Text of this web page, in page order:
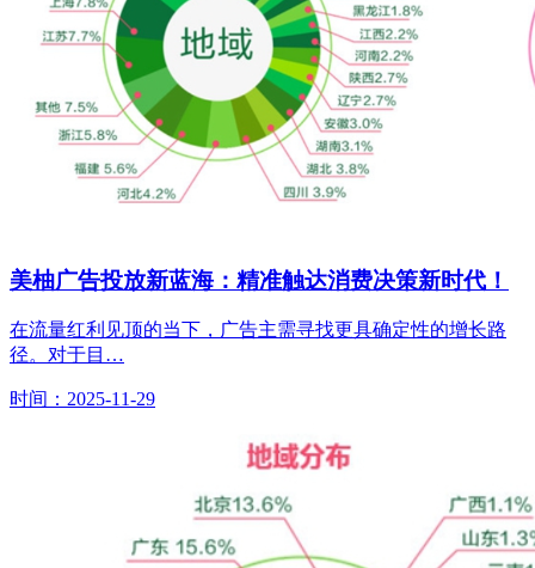
美柚广告投放新蓝海：精准触达消费决策新时代！
在流量红利见顶的当下，广告主需寻找更具确定性的增长路
径。对于目…
时间：2025-11-29